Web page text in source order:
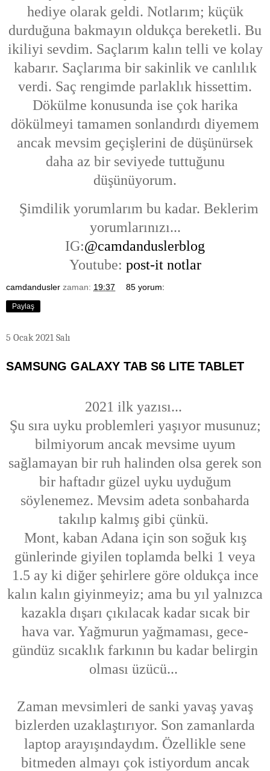
hediye olarak geldi. Notlarım; küçük
durduğuna bakmayın oldukça bereketli. Bu
ikiliyi sevdim. Saçlarım kalın telli ve kolay
kabarır. Saçlarıma bir sakinlik ve canlılık
verdi. Saç rengimde parlaklık hissettim.
Dökülme konusunda ise çok harika
dökülmeyi tamamen sonlandırdı diyemem
ancak mevsim geçişlerini de düşünürsek
daha az bir seviyede tuttuğunu
düşünüyorum.
Şimdilik yorumlarım bu kadar. Beklerim
yorumlarınızı...
IG:@camdanduslerblog
Youtube: post-it notlar
camdandusler zaman: 19:37 85 yorum:
Paylaş
5 Ocak 2021 Salı
SAMSUNG GALAXY TAB S6 LITE TABLET
2021 ilk yazısı...
Şu sıra uyku problemleri yaşıyor musunuz;
bilmiyorum ancak mevsime uyum
sağlamayan bir ruh halinden olsa gerek son
bir haftadır güzel uyku uyduğum
söylenemez. Mevsim adeta sonbaharda
takılıp kalmış gibi çünkü.
Mont, kaban Adana için son soğuk kış
günlerinde giyilen toplamda belki 1 veya
1.5 ay ki diğer şehirlere göre oldukça ince
kalın kalın giyinmeyiz; ama bu yıl yalnızca
kazakla dışarı çıkılacak kadar sıcak bir
hava var. Yağmurun yağmaması, gece-
gündüz sıcaklık farkının bu kadar belirgin
olması üzücü...
Zaman mevsimleri de sanki yavaş yavaş
bizlerden uzaklaştırıyor. Son zamanlarda
laptop arayışındaydım. Özellikle sene
bitmeden almayı çok istiyordum ancak